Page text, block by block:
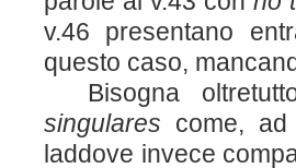
v.46 presentano
questo caso,
Bisogna
singulares come,
laddove invece